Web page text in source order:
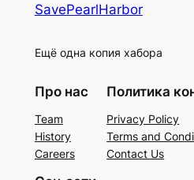
SavePearlHarbor
Ещё одна копия хабора
Про нас
Team
History
Careers
Политика
Privacy Policy
Terms and
Contact Us